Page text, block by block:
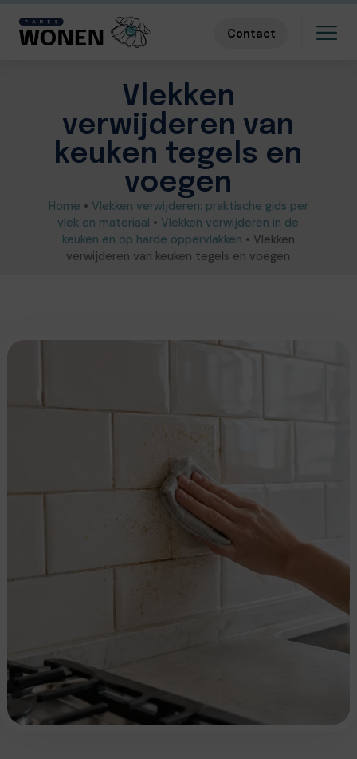
Contact
Vlekken
verwijderen van
keuken tegels en
voegen
Home • Vlekken verwijderen: praktische gids per
vlek en materiaal • Vlekken verwijderen in de
keuken en op harde oppervlakken • Vlekken
verwijderen van keuken tegels en voegen